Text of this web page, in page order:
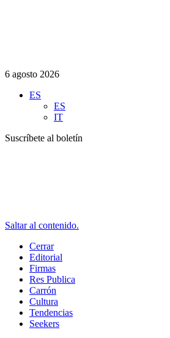
6 agosto 2026
ES
ES
IT
Suscríbete al boletín
Saltar al contenido.
Cerrar
Editorial
Firmas
Res Publica
Carrón
Cultura
Tendencias
Seekers